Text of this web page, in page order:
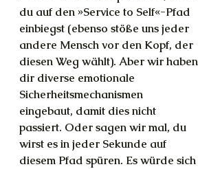
du auf den »Service to Self«-Pfad
einbiegst (ebenso stöße uns jeder
andere Mensch vor den Kopf, der
diesen Weg wählt). Aber wir haben
dir diverse emotionale
Sicherheitsmechanismen
eingebaut, damit dies nicht
passiert. Oder sagen wir mal, du
wirst es in jeder Sekunde auf
diesem Pfad spüren. Es würde sich